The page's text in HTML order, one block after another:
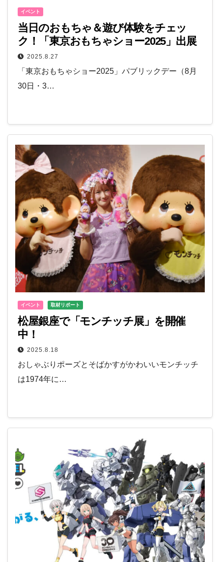
イベント
当日のおもちゃ＆遊び体験をチェッ
ク！「東京おもちゃショー2025」出展
メーカーの特集ページ☆リンク
2025.8.27
「東京おもちゃショー2025」パブリックデー（8月
30日・3…
イベント 取材リポート
松屋銀座で「モンチッチ展」を開催
中！
2025.8.18
おしゃぶりポーズとそばかすがかわいいモンチッチ
は1974年に…